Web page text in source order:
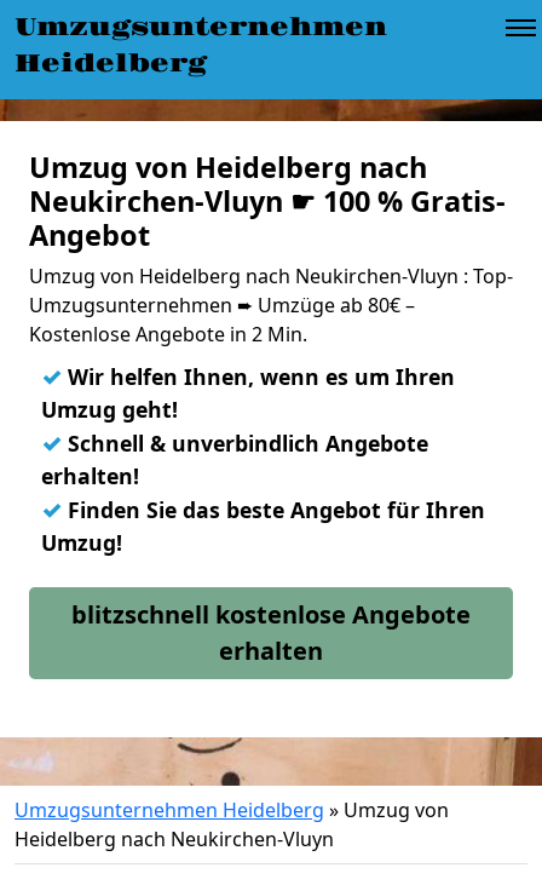
Umzugsunternehmen
Heidelberg
Umzug von Heidelberg nach
Neukirchen-Vluyn ☛ 100 % Gratis-
Angebot
Umzug von Heidelberg nach Neukirchen-Vluyn : Top-
Umzugsunternehmen ➨ Umzüge ab 80€ –
Kostenlose Angebote in 2 Min.
✓ Wir helfen Ihnen, wenn es um Ihren
Umzug geht!
✓ Schnell & unverbindlich Angebote
erhalten!
✓ Finden Sie das beste Angebot für Ihren
Umzug!
blitzschnell kostenlose Angebote
erhalten
Umzugsunternehmen Heidelberg » Umzug von
Heidelberg nach Neukirchen-Vluyn